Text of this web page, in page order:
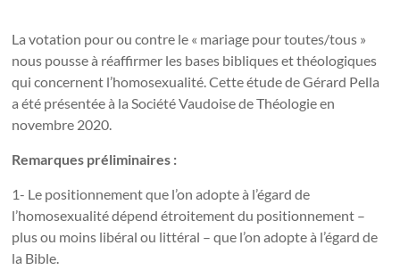
Réformé
Une
couleur
réformée
La votation pour ou contre le « mariage pour toutes/tous »
nous pousse à réaffirmer les bases bibliques et théologiques
qui concernent l’homosexualité. Cette étude de Gérard Pella
a été présentée à la Société Vaudoise de Théologie en
novembre 2020.
Remarques préliminaires :
1- Le positionnement que l’on adopte à l’égard de
l’homosexualité dépend étroitement du positionnement –
plus ou moins libéral ou littéral – que l’on adopte à l’égard de
la Bible.